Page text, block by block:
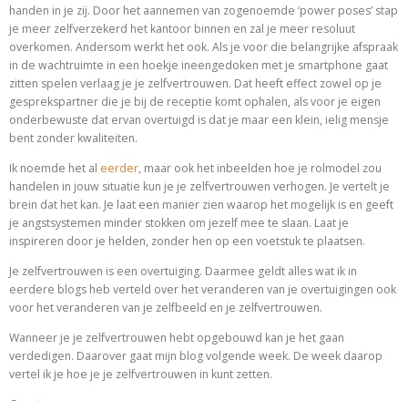
handen in je zij. Door het aannemen van zogenoemde ‘power poses’ stap
je meer zelfverzekerd het kantoor binnen en zal je meer resoluut
overkomen. Andersom werkt het ook. Als je voor die belangrijke afspraak
in de wachtruimte in een hoekje ineengedoken met je smartphone gaat
zitten spelen verlaag je je zelfvertrouwen. Dat heeft effect zowel op je
gesprekspartner die je bij de receptie komt ophalen, als voor je eigen
onderbewuste dat ervan overtuigd is dat je maar een klein, ielig mensje
bent zonder kwaliteiten.
Ik noemde het al eerder, maar ook het inbeelden hoe je rolmodel zou
handelen in jouw situatie kun je je zelfvertrouwen verhogen. Je vertelt je
brein dat het kan. Je laat een manier zien waarop het mogelijk is en geeft
je angstsystemen minder stokken om jezelf mee te slaan. Laat je
inspireren door je helden, zonder hen op een voetstuk te plaatsen.
Je zelfvertrouwen is een overtuiging. Daarmee geldt alles wat ik in
eerdere blogs heb verteld over het veranderen van je overtuigingen ook
voor het veranderen van je zelfbeeld en je zelfvertrouwen.
Wanneer je je zelfvertrouwen hebt opgebouwd kan je het gaan
verdedigen. Daarover gaat mijn blog volgende week. De week daarop
vertel ik je hoe je je zelfvertrouwen in kunt zetten.